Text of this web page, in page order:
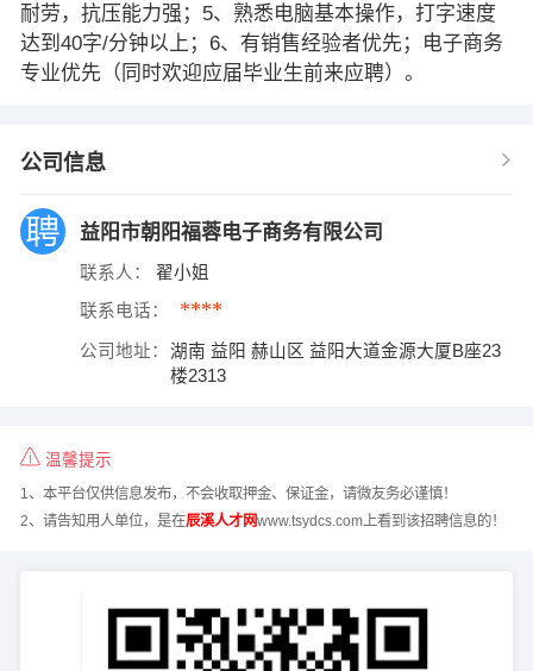
耐劳，抗压能力强；5、熟悉电脑基本操作，打字速度
达到40字/分钟以上；6、有销售经验者优先；电子商务
专业优先（同时欢迎应届毕业生前来应聘）。
公司信息
益阳市朝阳福蓉电子商务有限公司
联系人： 翟小姐
联系电话： ****
公司地址：
湖南 益阳 赫山区 益阳大道金源大厦B座23
楼2313
温馨提示
1、本平台仅供信息发布，不会收取押金、保证金，请微友务必谨慎！
2、请告知用人单位，是在辰溪人才网www.tsydcs.com上看到该招聘信息的！